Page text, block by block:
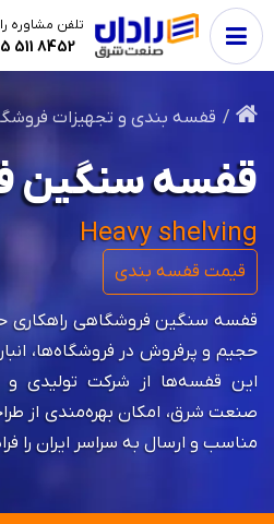
تلفن مشاوره
511 8452
قفسه بندی و تجهیزات
قفسه سنگین
Heavy shelving
قیمت قفسه بندی
قفسه سنگین فروشگاهی راهکاری
حجیم و پرفروش در فروشگاه‌ها،
این قفسه‌ها از شرکت تولیدی
صنعت شرق، امکان بهره‌مندی از
مناسب و ارسال به سراسر ایران را